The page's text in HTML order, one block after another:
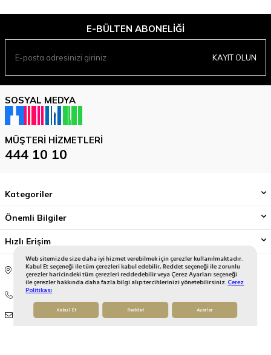
Web sitemizde size daha iyi hizmet verebilmek için çerezler kullanılmaktadır.
Kabul Et seçeneği ile tüm çerezleri kabul edebilir, Reddet seçeneği ile zorunlu
çerezler haricindeki tüm çerezleri reddedebilir veya Çerez Ayarları seçeneği
ile çerezler hakkında daha fazla bilgi alıp tercihlerinizi yönetebilirsiniz.Çerez
Politikası
Kabul Et Reddet Ayarlar
E-BÜLTEN ABONELIĞI
KAYIT OLUN
SOSYAL MEDYA
MÜŞTERI HIZMETLERI
444 10 10
Kategoriler
Önemli Bilgiler
Hızlı Erişim
Mahmutbey Mahallesi, 2414 Sokak, No:5, Tepe Plaza, 34218
Bağcılar / İstanbul / Türkiye
444 10 10
onlinedestek@gallerycrystal.com.tr